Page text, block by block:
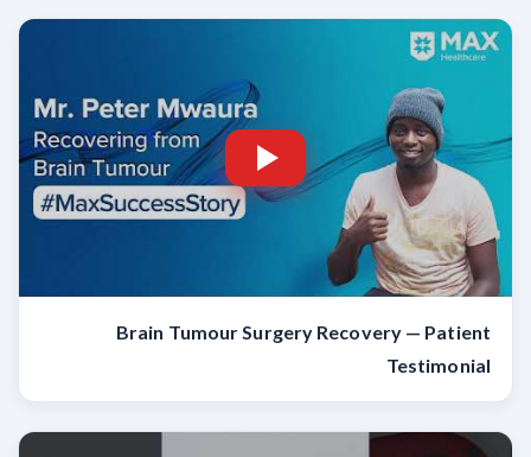
Brain Tumour Surgery Recovery — Patient
Testimonial